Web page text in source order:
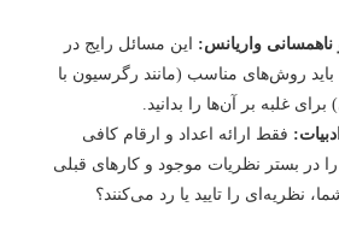
واریانس:این مسائل رایج در
روش‌های مناسب (مانند رگرسیون با
بر آن‌ها را بدانید.
فقط ارائه اعداد و ارقام کافی
بستر نظریات موجود و کارهای قبلی
را تایید یا رد می‌کنند؟